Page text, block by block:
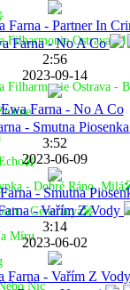
Filharmonie Ostrava -
Filharmonie Ostrava -
- Dobré Ráno,
- Generácya🎤
Míru
Nic
Farna - Partner In
2:56
2023-09-14
Ewa Farna - No A Co
3:52
2023-06-09
- Smutna
3:14
2023-06-02
Farna - Vařím Z Vody